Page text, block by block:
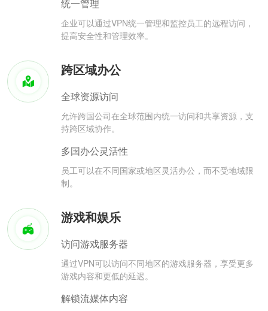
统一管理
企业可以通过VPN统一管理和监控员工的远程访问，
提高安全性和管理效率。
跨区域办公
全球资源访问
允许跨国公司在全球范围内统一访问和共享资源，支
持跨区域协作。
多国办公灵活性
员工可以在不同国家或地区灵活办公，而不受地域限
制。
游戏和娱乐
访问游戏服务器
通过VPN可以访问不同地区的游戏服务器，享受更多
游戏内容和更低的延迟。
解锁流媒体内容